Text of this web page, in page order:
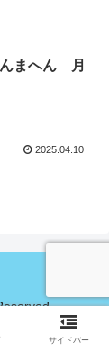
まへん 月
2025.04.10
サイドバー